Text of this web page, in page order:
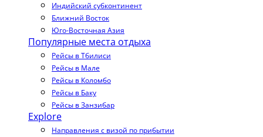
Индийский субконтинент
Ближний Восток
Юго-Восточная Азия
Популярные места отдыха
Рейсы в Тбилиси
Рейсы в Мале
Рейсы в Коломбо
Рейсы в Баку
Рейсы в Занзибар
Explore
Направления с визой по прибытии